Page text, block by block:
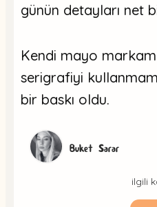
günün detayları net
Kendi mayo
serigrafiyi
bir baskı oldu.
Buket Sarar
ilgili